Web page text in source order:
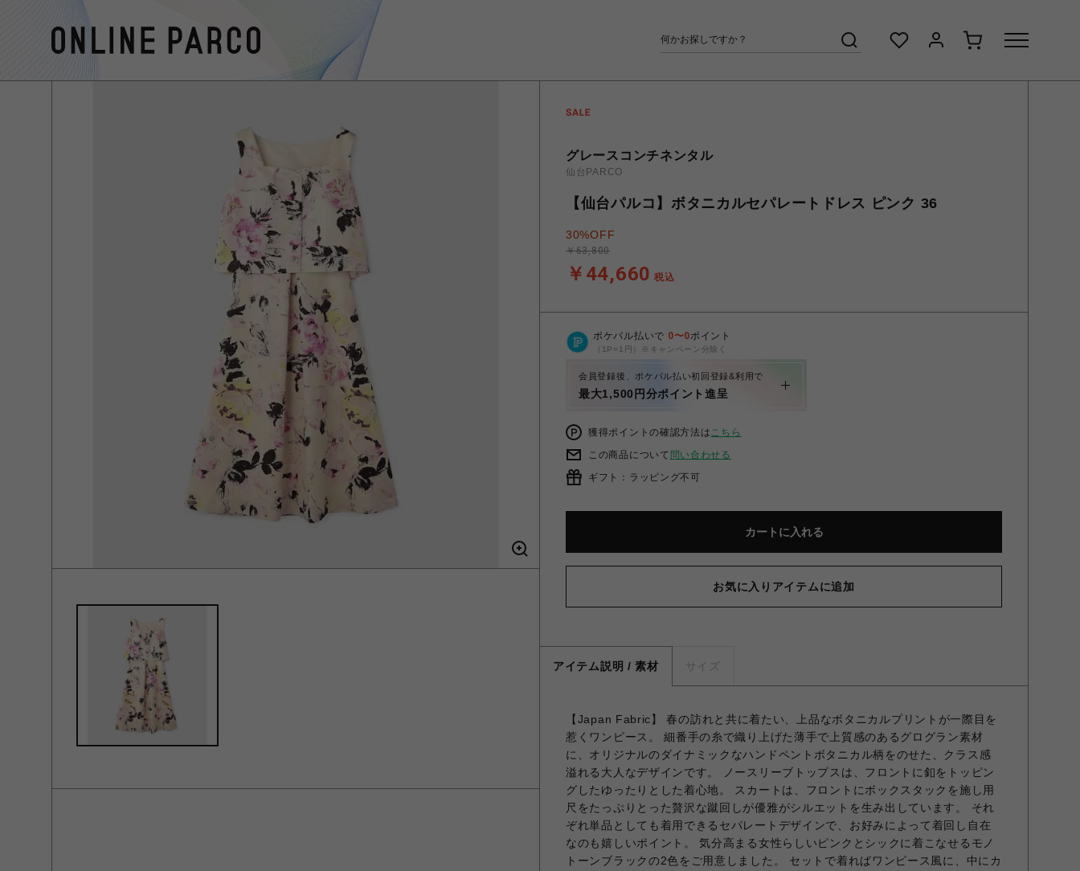
グレースコンチネンタル
仙台PARCO
【仙台パルコ】ボタニカルセパレートドレス ピンク 36
30%OFF
￥44,660 税込
￥63,800
ポケパル払いで 0〜0ポイント
（1P=1円）※キャンペーン分除く
会員登録後、ポケパル払い初回登録&利用で
最大1,500円分ポイント進呈
獲得ポイントの確認方法はこちら
この商品について 問い合わせる
ギフト：ラッピング不可
カートに入れる
お気に入りアイテムに追加
アイテム説明 / 素材 サイズ
【Japan Fabric】 春の訪れと共に着たい、上品なボタニカルプリントが一際目を
惹くワンピース。 細番手の糸で織り上げた薄手で上質感のあるグログラン素材
に、オリジナルのダイナミックなハンドペントボタニカル柄をのせた、クラス感
溢れる大人なデザインです。 ノースリーブトップスは、フロントに釦をトッピン
グしたゆったりとした着心地。 スカートは、フロントにボックスタックを施し用
尺をたっぷりとった贅沢な蹴回しが優雅がシルエットを生み出しています。 それ
ぞれ単品としても着用できるセパレートデザインで、お好みによって着回し自在
なのも嬉しいポイント。 気分高まる女性らしいピンクとシックに着こなせるモノ
トーンブラックの2色をご用意しました。 セットで着ればワンピース風に、中にカ